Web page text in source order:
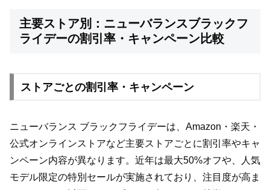
主要ストア別：ニューバランスブラックフ
ライデーの割引率・キャンペーン比較
ストアごとの割引率・キャンペーン
ニューバランス ブラックフライデーは、Amazon・楽天・
公式オンラインストアなど主要ストアごとに割引率やキャ
ンペーン内容が異なります。近年は最大50%オフや、人気
モデル限定の特別セールが実施されており、注目度が高ま